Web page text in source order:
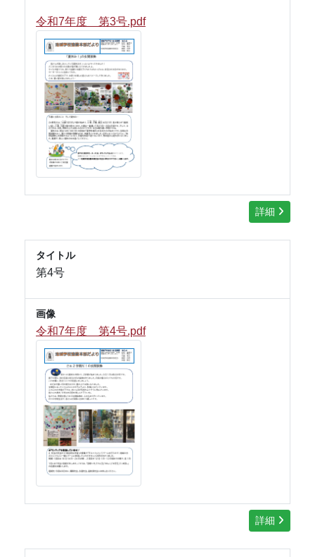
令和7年度 第3号.pdf
詳細
タイトル
第4号
画像
令和7年度 第4号.pdf
詳細